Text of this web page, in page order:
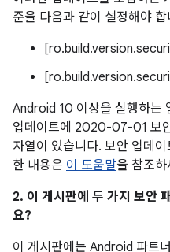
준을 다음과 같이 설정해야 합
Android 10 이상을 실행하는
업데이트에 2020-07-01 보
자열이 있습니다. 보안 업데
한 내용은 이 도움말을 참조하
2. 이 게시판에 두 가지 보안
요?
이 게시판에는 Android 파트